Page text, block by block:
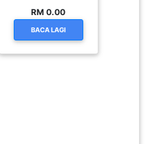
RM 0.00
BACA LAGI